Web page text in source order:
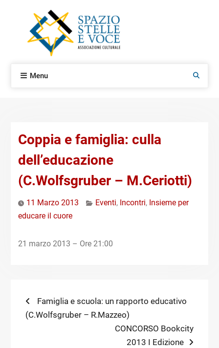
Menu Search
Coppia e famiglia: culla
dell’educazione
(C.Wolfsgruber – M.Ceriotti)
11 Marzo 2013 Eventi, Incontri, Insieme per
educare il cuore
21 marzo 2013 – Ore 21:00
Navigazione
articoli
Previous
post:
Famiglia e scuola: un rapporto educativo
(C.Wolfsgruber – R.Mazzeo)
Next
post:
CONCORSO Bookcity
2013 I Edizione